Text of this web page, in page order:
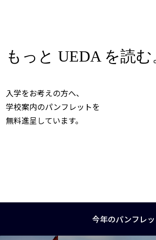
もっと UEDA を読む
入学をお考えの方へ、
学校案内のパンフレットを
無料進呈しています。
今年のパンフレ